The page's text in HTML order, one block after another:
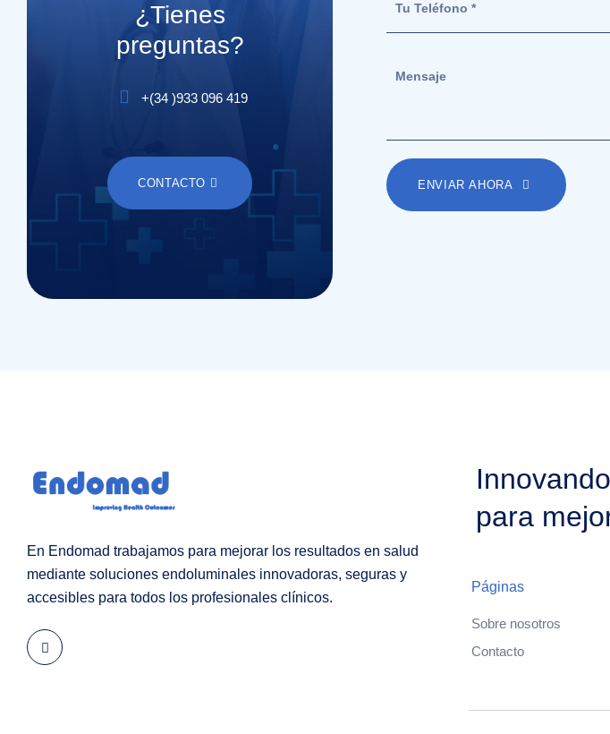
ENVIAR AHORA
¿Tienes
preguntas?
+(34)933 096 419
CONTACTO
para
En Endomad trabajamos para mejorar los resultados en salud
mediante soluciones endoluminales innovadoras, seguras y
accesibles para todos los profesionales clínicos.
Páginas
Sobre nosotros
Contacto